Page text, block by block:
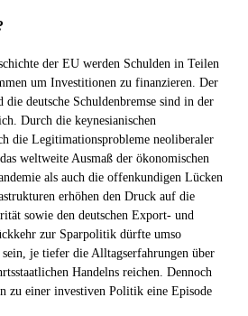
der EU werden Schulden in Teilen
um Investitionen zu finanzieren. Der
die deutsche Schuldenbremse sind in der
Durch die keynesianischen
die Legitimationsprobleme neoliberaler
weltweite Ausmaß der ökonomischen
als auch die offenkundigen Lücken
erhöhen den Druck auf die
sowie den deutschen Export- und
zur Sparpolitik dürfte umso
je tiefer die Alltagserfahrungen über
Handelns reichen. Dennoch
zu einer investiven Politik eine Episode